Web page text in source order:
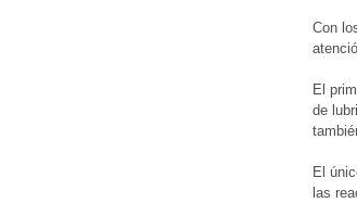
Con
El
de
El
las